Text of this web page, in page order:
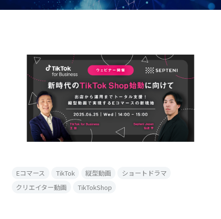
Eコマース TikTok 縦型動画
ショートドラマ
クリエイター動画
TikTokShop